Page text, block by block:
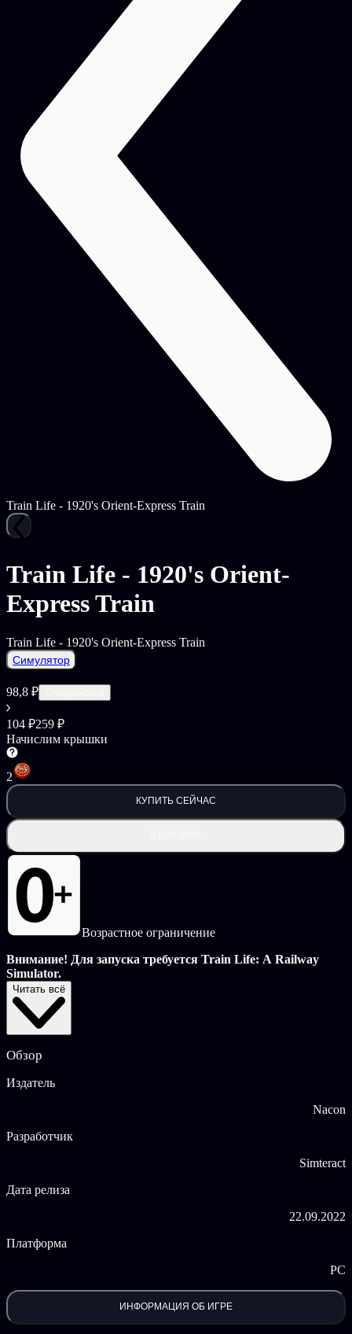
Train Life - 1920's Orient-Express Train
Train Life - 1920's Orient-
Express Train
Train Life - 1920's Orient-Express Train
Симулятор
98,8 ₽
104 ₽259 ₽
Начислим крышки
2
КУПИТЬ СЕЙЧАС
Возрастное ограничение
Внимание! Для запуска требуется Train Life: A Railway
Simulator.
Станьте машинистом легендарного поезда «Восточный
экспресс» компании Compagnie Internationale des Wagons-Lits и
отправьтесь по знаменитому маршруту — только в Train Life!
DLC 1920's ORIENT-EXPRESS TRAIN включает:
прибывший из 1920-х поезд «Восточный экспресс»
Париж — Вена;
Simteract.© 2021 Simteract S.A. All Rights Reserved. Nacon has
signed a licencing agreement with Wagons-Lits Diffusion to use
Compagnie des Wagons-Lits brands and logos. Deutsche Bahn
Читать всё
Обзор
Издатель
Nacon
Разработчик
Simteract
Дата релиза
22.09.2022
Платформа
PC
ИНФОРМАЦИЯ ОБ ИГРЕ